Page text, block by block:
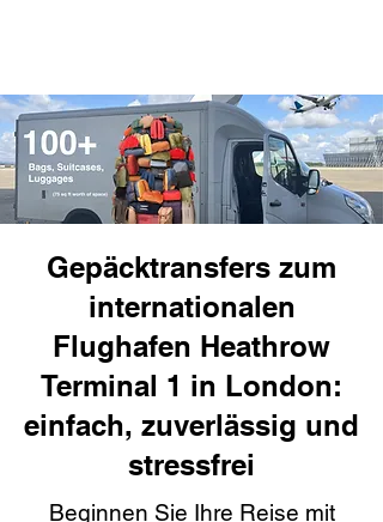
Gepäcktransfers zum
internationalen
Flughafen Heathrow
Terminal 1 in London:
einfach, zuverlässig und
stressfrei
Beginnen Sie Ihre Reise mit